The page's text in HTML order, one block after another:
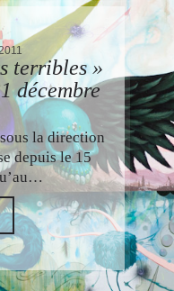
terribles »
décembre
la direction
depuis le 15